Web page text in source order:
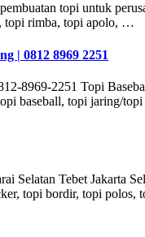
topi untuk
topi rimba, topi apolo, …
| 0812 8969 2251
8969-2251 Topi
baseball, topi jaring/
Selatan Tebet Jakarta
topi bordir, topi